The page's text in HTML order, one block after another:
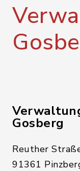
Gosberg
Reuther
91361